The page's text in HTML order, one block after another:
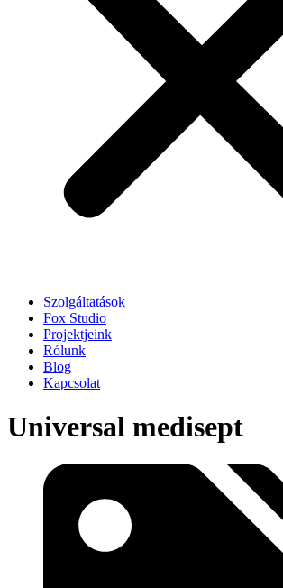
Szolgáltatások
Fox Studio
Projektjeink
Rólunk
Blog
Kapcsolat
Universal medisept